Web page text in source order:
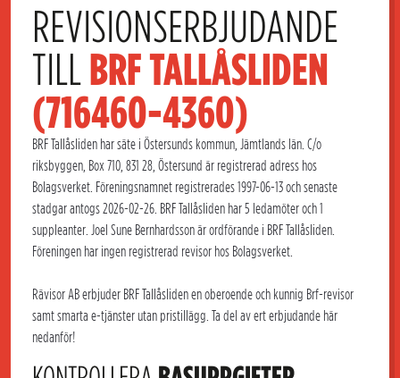
REVISIONSERBJUDANDE
TILL BRF TALLÅSLIDEN
(716460-4360)
BRF Tallåsliden har säte i Östersunds kommun, Jämtlands län. C/o
riksbyggen, Box 710, 831 28, Östersund är registrerad adress hos
Bolagsverket. Föreningsnamnet registrerades 1997-06-13 och senaste
stadgar antogs 2026-02-26. BRF Tallåsliden har 5 ledamöter och 1
suppleanter. Joel Sune Bernhardsson är ordförande i BRF Tallåsliden.
Föreningen har ingen registrerad revisor hos Bolagsverket.
Rävisor AB erbjuder BRF Tallåsliden en oberoende och kunnig Brf-revisor
samt smarta e-tjänster utan pristillägg. Ta del av ert erbjudande här
nedanför!